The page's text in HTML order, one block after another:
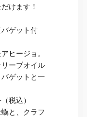
けます！
バゲット付
ヒージョ。
ーブオイル
ゲットと一
税込）
と、クラフ